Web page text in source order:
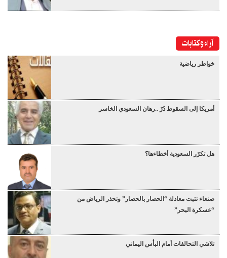
آراء وكتابات
خواطر رياضية
أمريكا إلى السقوط دُرْ ..رهان السعودي الخاسر
هل تكرّر السعودية أخطاءها؟
صنعاء تثبت معادلة “الحصار بالحصار” وتحذر الرياض من
“عسكرة البحر”
تلاشي التحالفات أمام البأس اليماني